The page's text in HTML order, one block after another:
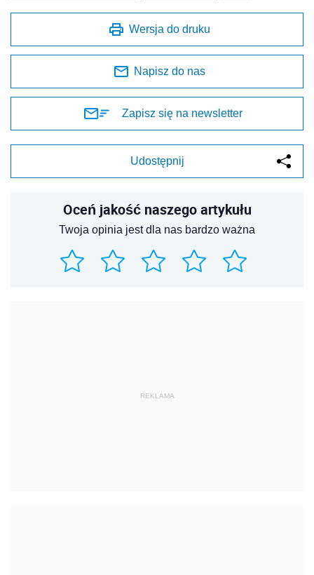
Wersja do druku
Napisz do nas
Zapisz się na newsletter
Udostępnij
Oceń jakość naszego artykułu
Twoja opinia jest dla nas bardzo ważna
REKLAMA